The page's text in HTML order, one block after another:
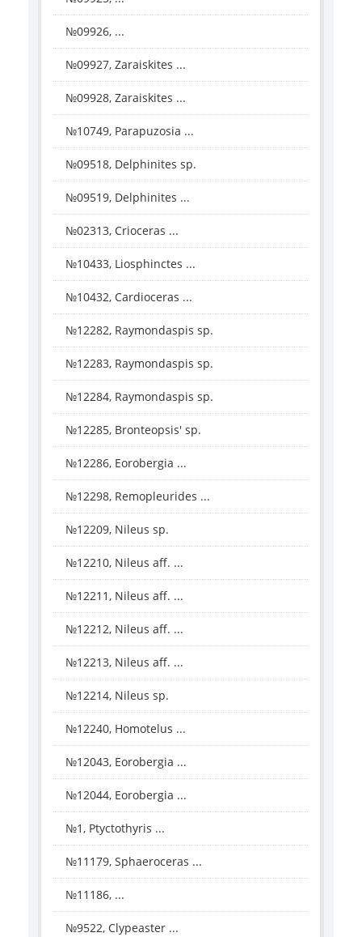
№09926, ...
№09927, Zaraiskites ...
№09928, Zaraiskites ...
№10749, Parapuzosia ...
№09518, Delphinites sp.
№09519, Delphinites ...
№02313, Crioceras ...
№10433, Liosphinctes ...
№10432, Cardioceras ...
№12282, Raymondaspis sp.
№12283, Raymondaspis sp.
№12284, Raymondaspis sp.
№12285, Bronteopsis' sp.
№12286, Eorobergia ...
№12298, Remopleurides ...
№12209, Nileus sp.
№12210, Nileus aff. ...
№12211, Nileus aff. ...
№12212, Nileus aff. ...
№12213, Nileus aff. ...
№12214, Nileus sp.
№12240, Homotelus ...
№12043, Eorobergia ...
№12044, Eorobergia ...
№1, Ptyctothyris ...
№11179, Sphaeroceras ...
№11186, ...
№9522, Clypeaster ...